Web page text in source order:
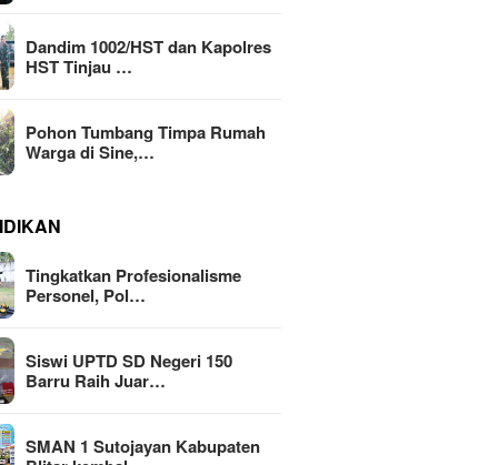
Dandim 1002/HST dan Kapolres
HST Tinjau …
Pohon Tumbang Timpa Rumah
Warga di Sine,…
Tingkatkan Profesionalisme
Personel, Pol…
Siswi UPTD SD Negeri 150
Barru Raih Juar…
SMAN 1 Sutojayan Kabupaten